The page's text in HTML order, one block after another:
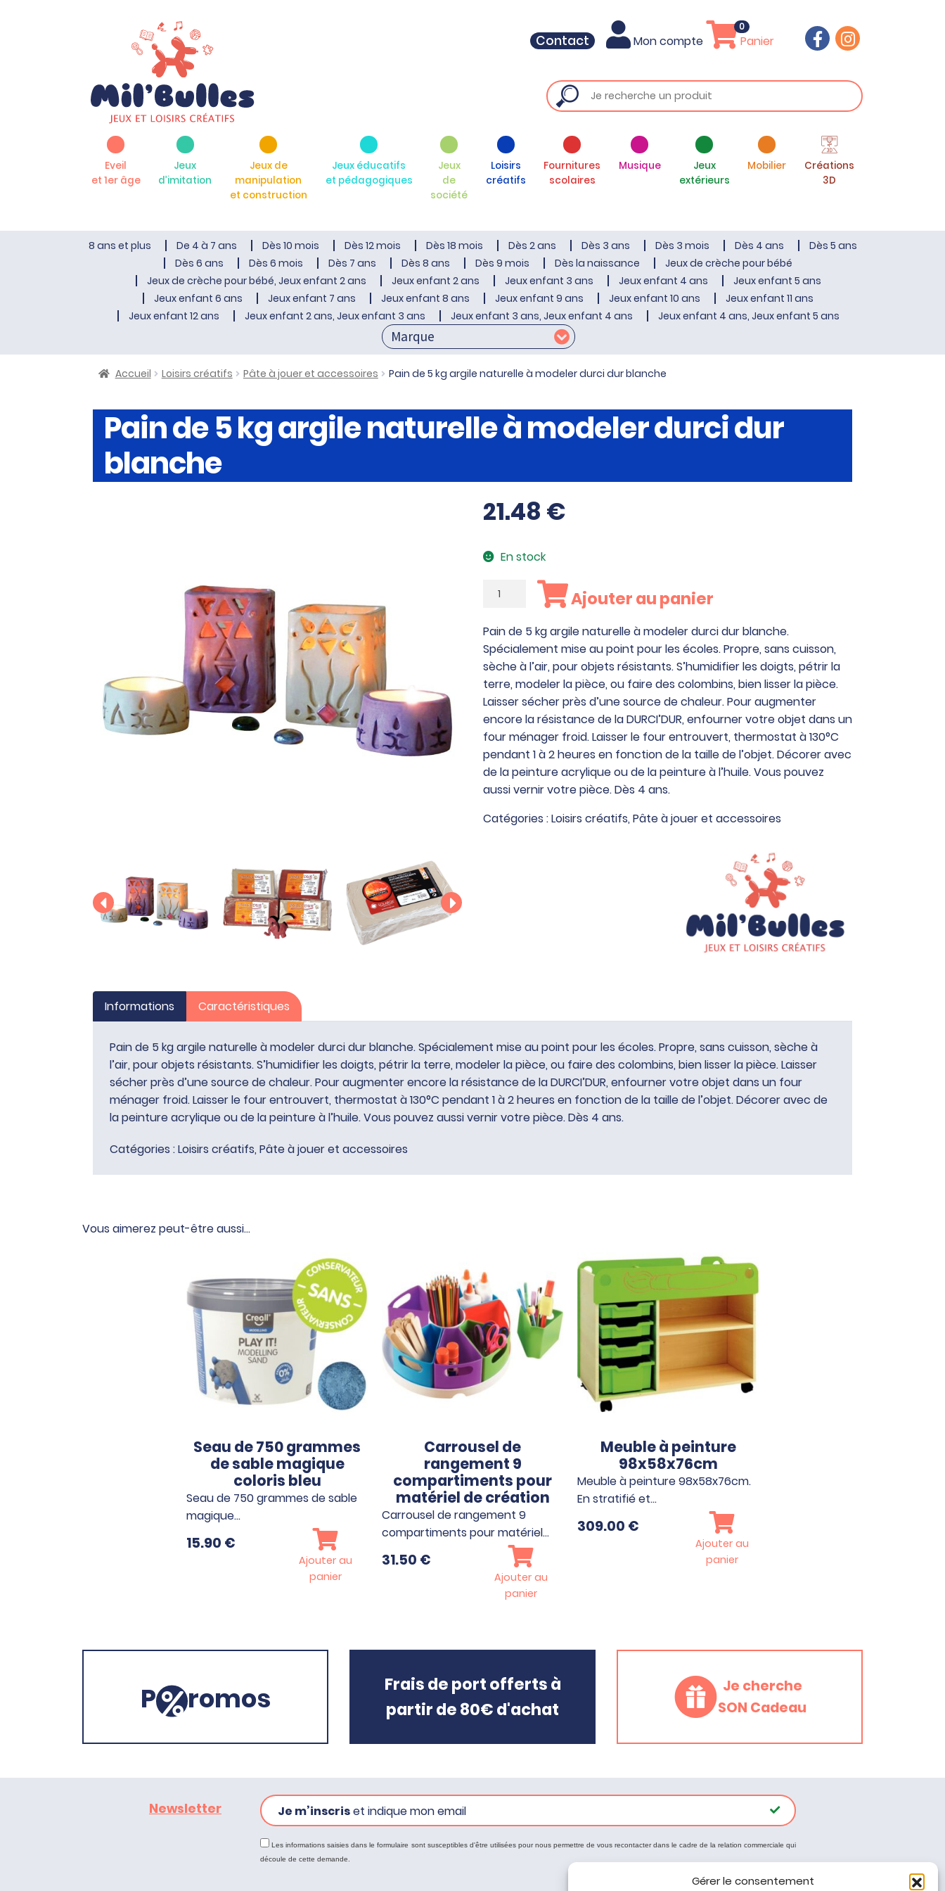
Gérer le consentement
Contact Mon compte Panier
0
Eveil
et 1er âge
Jeux
d’imitation
Jeux de
manipulation
et construction
Jeux éducatifs
et pédagogiques
Jeux
de
société
Loisirs
créatifs
Fournitures
scolaires
Musique
Jeux
extérieurs
Mobilier
Créations
3D
8 ans et plus De 4 à 7 ans Dès 10 mois Dès 12 mois Dès 18 mois Dès 2 ans Dès 3 ans Dès 3 mois Dès 4 ans
Dès 5 ans
Dès 6 ans
Dès 6 mois Dès 7 ans Dès 8 ans Dès 9 mois Dès la naissance
Jeux de crèche pour bébé
Jeux de crèche pour bébé, Jeux enfant 2 ans
Jeux enfant 2 ans Jeux enfant 3 ans Jeux enfant 4 ans
Jeux enfant 5 ans
Jeux enfant 6 ans
Jeux enfant 7 ans Jeux enfant 8 ans Jeux enfant 9 ans Jeux enfant 10 ans
Jeux enfant 11 ans
Jeux enfant 12 ans
Jeux enfant 2 ans, Jeux enfant 3 ans Jeux enfant 3 ans, Jeux enfant 4 ans Jeux enfant 4 ans, Jeux enfant 5 ans
Accueil Loisirs créatifs Pâte à jouer et accessoires Pain de 5 kg argile naturelle à modeler durci dur blanche
Pain de 5 kg argile naturelle à modeler durci dur
blanche
21.48 €
En stock
quantité
Pain
de
5
kg
argile
naturelle
à
modeler
durci
dur
blanche
Ajouter au panier
Pain de 5 kg argile naturelle à modeler durci dur blanche.
Spécialement mise au point pour les écoles. Propre, sans cuisson,
sèche à l’air, pour objets résistants. S’humidifier les doigts, pétrir la
terre, modeler la pièce, ou faire des colombins, bien lisser la pièce.
Laisser sécher près d’une source de chaleur. Pour augmenter
encore la résistance de la DURCI’DUR, enfourner votre objet dans un
four ménager froid. Laisser le four entrouvert, thermostat à 130°C
pendant 1 à 2 heures en fonction de la taille de l’objet. Décorer avec
de la peinture acrylique ou de la peinture à l’huile. Vous pouvez
aussi vernir votre pièce. Dès 4 ans.
Catégories :Loisirs créatifs, Pâte à jouer et accessoires
Informations Caractéristiques
Pain de 5 kg argile naturelle à modeler durci dur blanche. Spécialement mise au point pour les écoles. Propre, sans cuisson, sèche à
l’air, pour objets résistants. S’humidifier les doigts, pétrir la terre, modeler la pièce, ou faire des colombins, bien lisser la pièce. Laisser
sécher près d’une source de chaleur. Pour augmenter encore la résistance de la DURCI’DUR, enfourner votre objet dans un four
ménager froid. Laisser le four entrouvert, thermostat à 130°C pendant 1 à 2 heures en fonction de la taille de l’objet. Décorer avec de
la peinture acrylique ou de la peinture à l’huile. Vous pouvez aussi vernir votre pièce. Dès 4 ans.
Catégories :Loisirs créatifs, Pâte à jouer et accessoires
Vous aimerez peut-être aussi…
Seau de 750 grammes
de sable magique
coloris bleu
Seau de 750 grammes de sable
magique…
15.90 €
Ajouter au
panier
Carrousel de
rangement 9
compartiments pour
matériel de création
Carrousel de rangement 9
compartiments pour matériel…
31.50 €
Ajouter au
panier
Meuble à peinture
98x58x76cm
Meuble à peinture 98x58x76cm.
En stratifié et…
309.00 €
Ajouter au
panier
P romos
Frais de port offerts à
partir de 80€ d'achat
Je cherche
SON Cadeau
Newsletter Je m’inscriset indique mon email
Les informations saisies dans le formulaire sont susceptibles d'être utilisées pour nous permettre de vous recontacter dans le cadre de la relation commerciale qui
découle de cette demande.